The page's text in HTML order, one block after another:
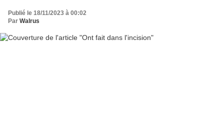
Publié le 18/11/2023 à 00:02
Par Walrus